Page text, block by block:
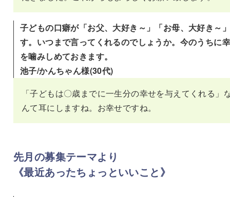
子どもの口癖が「お父、大好き～」「お母、大好き～
す。いつまで言ってくれるのでしょうか。今のうちに
を噛みしめておきます。
池子/かんちゃん様(30代)
「子どもは〇歳までに一生分の幸せを与えてくれる」
んて耳にしますね。お幸せですね。
先月の募集テーマより
《最近あったちょっといいこと》